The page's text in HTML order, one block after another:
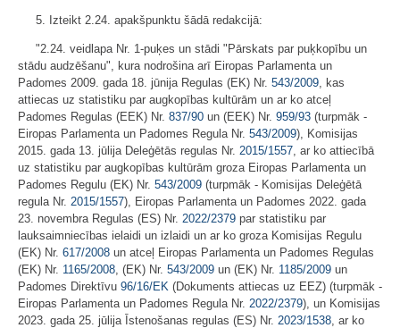
5. Izteikt 2.24. apakšpunktu šādā redakcijā:
"2.24. veidlapa Nr. 1-puķes un stādi "Pārskats par puķkopību un
stādu audzēšanu", kura nodrošina arī Eiropas Parlamenta un
Padomes 2009. gada 18. jūnija Regulas (EK) Nr. 543/2009, kas
attiecas uz statistiku par augkopības kultūrām un ar ko atceļ
Padomes Regulas (EEK) Nr. 837/90 un (EEK) Nr. 959/93 (turpmāk -
Eiropas Parlamenta un Padomes Regula Nr. 543/2009), Komisijas
2015. gada 13. jūlija Deleģētās regulas Nr. 2015/1557, ar ko attiecībā
uz statistiku par augkopības kultūrām groza Eiropas Parlamenta un
Padomes Regulu (EK) Nr. 543/2009 (turpmāk - Komisijas Deleģētā
regula Nr. 2015/1557), Eiropas Parlamenta un Padomes 2022. gada
23. novembra Regulas (ES) Nr. 2022/2379 par statistiku par
lauksaimniecības ielaidi un izlaidi un ar ko groza Komisijas Regulu
(EK) Nr. 617/2008 un atceļ Eiropas Parlamenta un Padomes Regulas
(EK) Nr. 1165/2008, (EK) Nr. 543/2009 un (EK) Nr. 1185/2009 un
Padomes Direktīvu 96/16/EK (Dokuments attiecas uz EEZ) (turpmāk -
Eiropas Parlamenta un Padomes Regula Nr. 2022/2379), un Komisijas
2023. gada 25. jūlija Īstenošanas regulas (ES) Nr. 2023/1538, ar ko